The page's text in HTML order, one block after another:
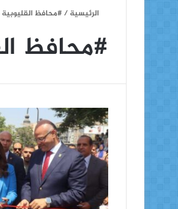
الرئيسية/ #محافظ القليوبية
#محافظ